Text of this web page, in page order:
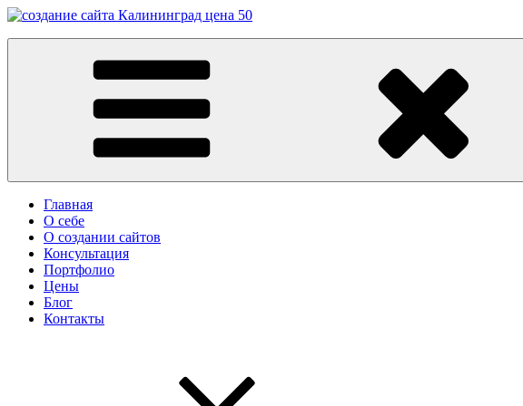
Перейти
Заказать сайт в Калининграде
Разработка сайтов в Калининграде. Создание сайтов в Калининграде и
Главная
О себе
О создании сайтов
Консультация
Портфолио
Цены
Блог
Контакты